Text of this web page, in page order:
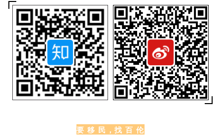
要 移 民，找 百 伦